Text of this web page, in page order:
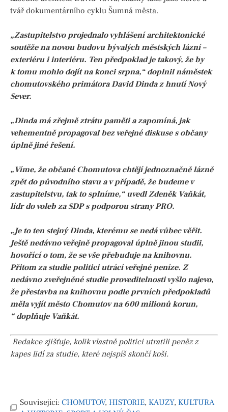
tvář dokumentárního cyklu Šumná města.
„Zastupitelstvo projednalo vyhlášení architektonické
soutěže na novou budovu bývalých městských lázní –
exteriéru i interiéru. Ten předpoklad je takový, že by
k tomu mohlo dojít na konci srpna,“ doplnil náměstek
chomutovského primátora David Dinda z hnutí Nový
Sever.
„Dinda má zřejmě ztrátu paměti a zapomíná, jak
vehementně propagoval bez veřejné diskuse s občany
úplně jiné řešení.
„Víme, že občané Chomutova chtějí jednoznačně lázně
zpět do původního stavu a v případě, že budeme v
zastupitelstvu, tak to splníme,“ uvedl Zdeněk Vaňkát,
lídr do voleb za SDP s podporou strany PRO.
„Je to ten stejný Dinda, kterému se nedá vůbec věřit.
Ještě nedávno veřejně propagoval úplně jinou studii,
hovořící o tom, že se vše přebuduje na knihovnu.
Přitom za studie politici utrácí veřejné peníze. Z
nedávno zveřejněné studie proveditelnosti vyšlo najevo,
že přestavba na knihovnu podle prvních předpokladů
měla vyjít město Chomutov na 600 milionů korun,
“ doplňuje Vaňkát.
Redakce zjišťuje, kolik vlastně politici utratili peněz z
kapes lidí za studie, které nejspíš skončí koši.
Související: CHOMUTOV, HISTORIE, KAUZY, KULTURA